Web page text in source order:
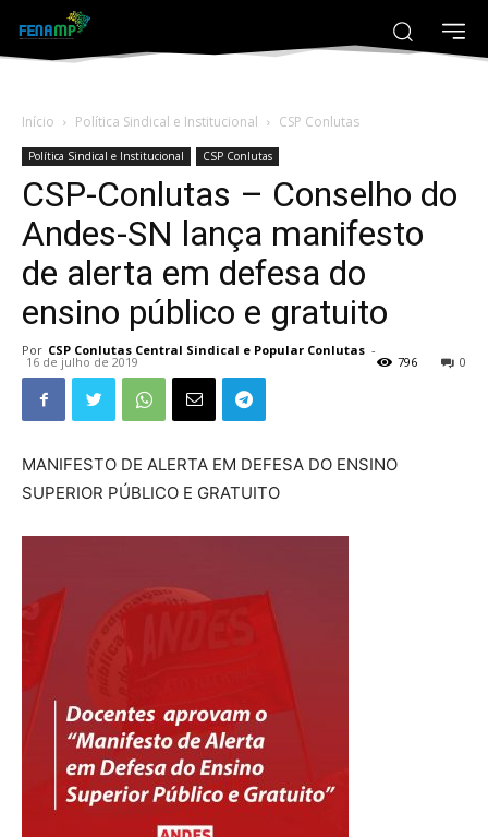
Início Política Sindical e Institucional CSP Conlutas
Política Sindical e Institucional CSP Conlutas
CSP-Conlutas – Conselho do
Andes-SN lança manifesto
de alerta em defesa do
ensino público e gratuito
Por CSP Conlutas Central Sindical e Popular Conlutas -
16 de julho de 2019 0
796
MANIFESTO DE ALERTA EM DEFESA DO ENSINO
SUPERIOR PÚBLICO E GRATUITO